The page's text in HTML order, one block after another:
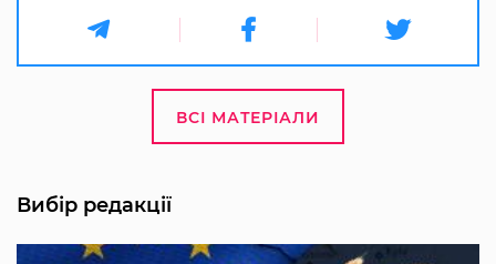
ВСІ МАТЕРІАЛИ
Вибір редакції